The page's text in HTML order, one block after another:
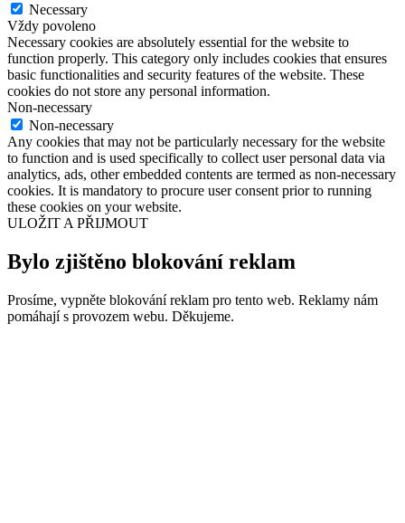
Necessary
Vždy povoleno
Necessary cookies are absolutely essential for the website to
function properly. This category only includes cookies that ensures
basic functionalities and security features of the website. These
cookies do not store any personal information.
Non-necessary
Non-necessary
Any cookies that may not be particularly necessary for the website
to function and is used specifically to collect user personal data via
analytics, ads, other embedded contents are termed as non-necessary
cookies. It is mandatory to procure user consent prior to running
these cookies on your website.
ULOŽIT A PŘIJMOUT
Bylo zjištěno blokování reklam
Prosíme, vypněte blokování reklam pro tento web. Reklamy nám
pomáhají s provozem webu. Děkujeme.